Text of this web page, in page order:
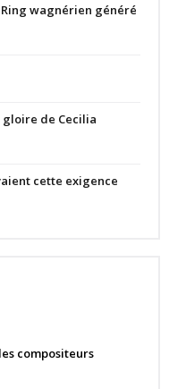
wagnérien généré
gloire de Cecilia
cette exigence
compositeurs